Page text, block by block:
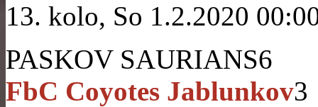
13. kolo, So 1.2.2020
PASKOV SAURIANS6
FbC Coyotes Jablunkov3